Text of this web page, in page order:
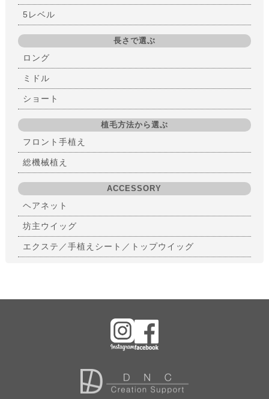
5レベル
長さで選ぶ
ロング
ミドル
ショート
植毛方法から選ぶ
フロント手植え
総機械植え
ACCESSORY
ヘアネット
坊主ウイッグ
エクステ／手植えシート／トップウイッグ